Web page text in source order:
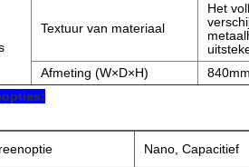
Textuur van materiaal
Het
Afmeting (W×D×H)
Nano, Capacitief